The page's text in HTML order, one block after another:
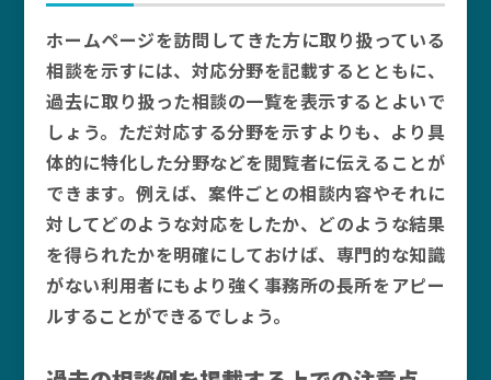
ホームページを訪問してきた方に取り扱っている
相談を示すには、対応分野を記載するとともに、
過去に取り扱った相談の一覧を表示するとよいで
しょう。ただ対応する分野を示すよりも、より具
体的に特化した分野などを閲覧者に伝えることが
できます。例えば、案件ごとの相談内容やそれに
対してどのような対応をしたか、どのような結果
を得られたかを明確にしておけば、専門的な知識
がない利用者にもより強く事務所の長所をアピー
ルすることができるでしょう。